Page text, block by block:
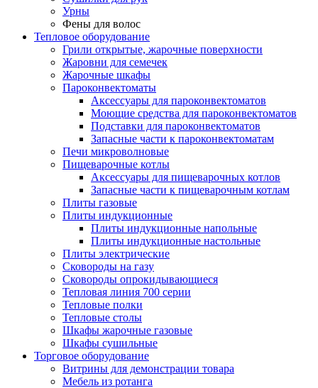
Урны
Фены для волос
Тепловое оборудование
Грили открытые, жарочные поверхности
Жаровни для семечек
Жарочные шкафы
Пароконвектоматы
Аксессуары для пароконвектоматов
Моющие средства для пароконвектоматов
Подставки для пароконвектоматов
Запасные части к пароконвектоматам
Печи микроволновые
Пищеварочные котлы
Аксессуары для пищеварочных котлов
Запасные части к пищеварочным котлам
Плиты газовые
Плиты индукционные
Плиты индукционные напольные
Плиты индукционные настольные
Плиты электрические
Сковороды на газу
Сковороды опрокидывающиеся
Тепловая линия 700 серии
Тепловые полки
Тепловые столы
Шкафы жарочные газовые
Шкафы сушильные
Торговое оборудование
Витрины для демонстрации товара
Мебель из ротанга